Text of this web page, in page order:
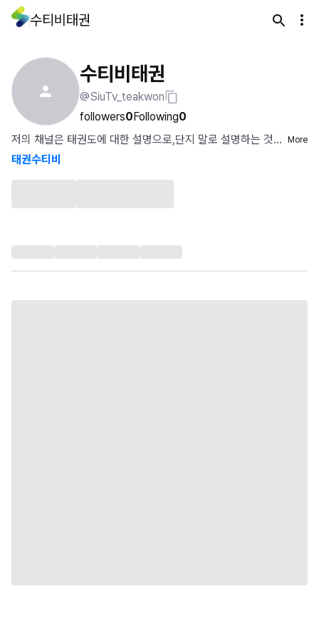
수티비태권
수티비태권
@SiuTv_teakwon
followers0Following0
저의 채널은 태권도에 대한 설명으로,단지 말로 설명하는 것
이 아닌 브이로그를 통해 더 생생하고 현실적인 태권도의 세
More
태권수티비